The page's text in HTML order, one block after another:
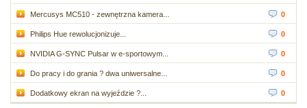
Mercusys MC510 - zewnętrzna kamera... 0
Philips Hue rewolucjonizuje... 0
NVIDIA G-SYNC Pulsar w e-sportowym... 0
Do pracy i do grania ? dwa uniwersalne... 0
Dodatkowy ekran na wyjeździe ?... 0